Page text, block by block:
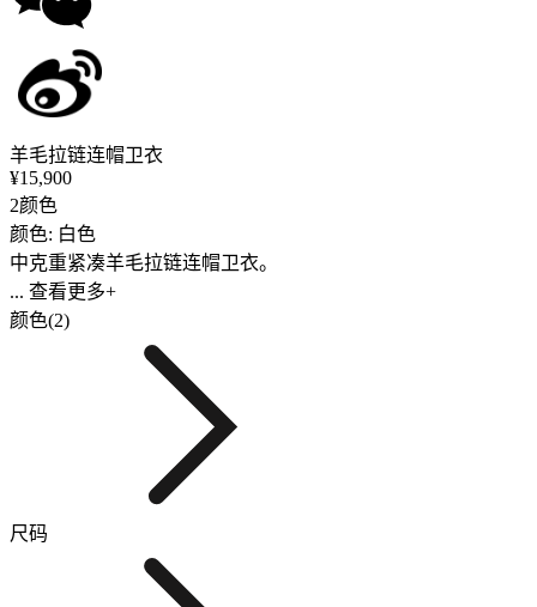
羊毛拉链连帽卫衣
¥15,900
2颜色
颜色: 白色
中克重紧凑羊毛拉链连帽卫衣。
... 查看更多+
颜色(2)
尺码